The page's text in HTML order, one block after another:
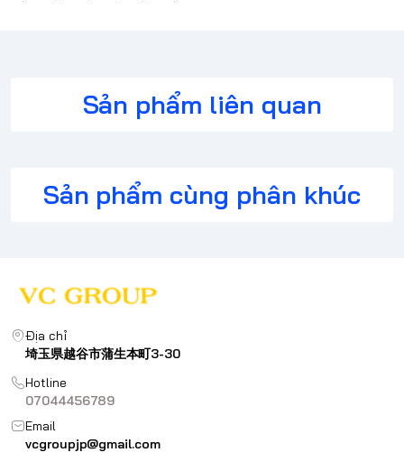
Sản phẩm liên quan
Sản phẩm cùng phân khúc
Địa chỉ
埼玉県越谷市蒲生本町3-30
Hotline
07044456789
Email
vcgroupjp@gmail.com